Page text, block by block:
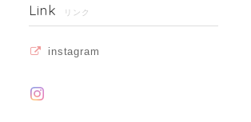
Link リンク
instagram